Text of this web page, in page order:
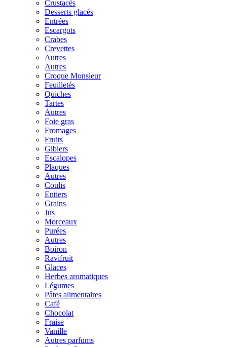
Crustacés
Desserts glacés
Entrées
Escargots
Crabes
Crevettes
Autres
Autres
Croque Monsieur
Feuilletés
Quiches
Tartes
Autres
Foie gras
Fromages
Fruits
Gibiers
Escalopes
Plaques
Autres
Coulis
Entiers
Grains
Jus
Morceaux
Purées
Autres
Boiron
Ravifruit
Glaces
Herbes aromatiques
Légumes
Pâtes alimentaires
Café
Chocolat
Fraise
Vanille
Autres parfums